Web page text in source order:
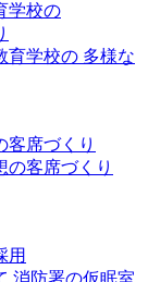
学校の
客席づくり
用